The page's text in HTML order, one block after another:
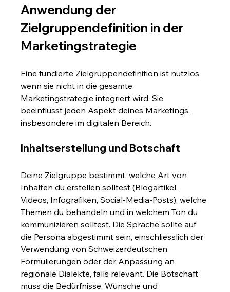
Anwendung der
Zielgruppendefinition in der
Marketingstrategie
Eine fundierte Zielgruppendefinition ist nutzlos,
wenn sie nicht in die gesamte
Marketingstrategie integriert wird. Sie
beeinflusst jeden Aspekt deines Marketings,
insbesondere im digitalen Bereich.
Inhaltserstellung und Botschaft
Deine Zielgruppe bestimmt, welche Art von
Inhalten du erstellen solltest (Blogartikel,
Videos, Infografiken, Social-Media-Posts), welche
Themen du behandeln und in welchem Ton du
kommunizieren solltest. Die Sprache sollte auf
die Persona abgestimmt sein, einschliesslich der
Verwendung von Schweizerdeutschen
Formulierungen oder der Anpassung an
regionale Dialekte, falls relevant. Die Botschaft
muss die Bedürfnisse, Wünsche und